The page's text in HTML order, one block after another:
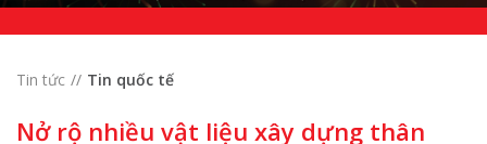
Tin tức Tin quốc tế
Nở rộ nhiều vật liệu xây dựng thân